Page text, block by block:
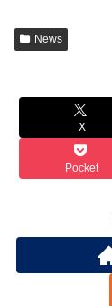
News
X
Pocket